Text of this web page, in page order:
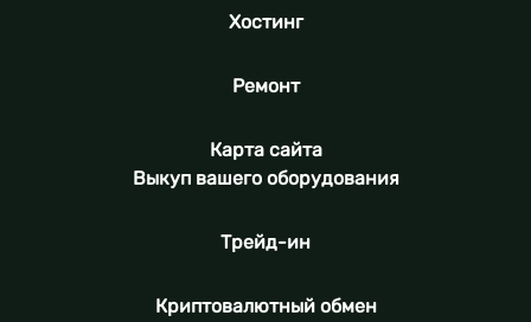
Хостинг
Ремонт
Карта сайта
Выкуп вашего оборудования
Трейд-ин
Криптовалютный обмен